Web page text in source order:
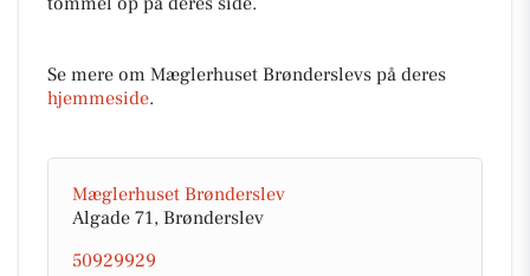
Se mere om Mæglerhuset Brønderslevs på deres
hjemmeside.
Mæglerhuset Brønderslev
Algade 71, Brønderslev
50929929